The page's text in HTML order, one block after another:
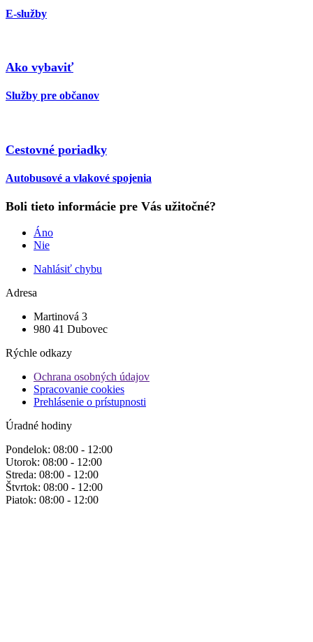
E-služby
Ako vybaviť
Služby pre občanov
Cestovné poriadky
Autobusové a vlakové spojenia
Boli tieto informácie pre Vás užitočné?
Áno
Nie
Nahlásiť chybu
Adresa
Martinová 3
980 41 Dubovec
Rýchle odkazy
Ochrana osobných údajov
Spracovanie cookies
Prehlásenie o prístupnosti
Úradné hodiny
Pondelok: 08:00 - 12:00
Utorok: 08:00 - 12:00
Streda: 08:00 - 12:00
Štvrtok: 08:00 - 12:00
Piatok: 08:00 - 12:00